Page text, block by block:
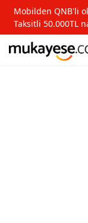
Mobilden QNB'li
Taksitli 50.000TL